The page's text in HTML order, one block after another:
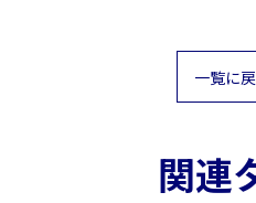
一覧に
関連